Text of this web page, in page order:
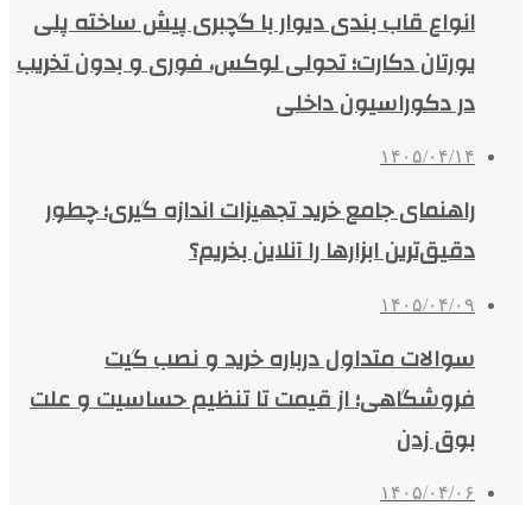
انواع قاب بندی دیوار با گچبری پیش ساخته پلی
یورتان دکارت؛ تحولی لوکس، فوری و بدون تخریب
در دکوراسیون داخلی
۱۴۰۵/۰۴/۱۴
راهنمای جامع خرید تجهیزات اندازه گیری؛ چطور
دقیق‌ترین ابزارها را آنلاین بخریم؟
۱۴۰۵/۰۴/۰۹
سوالات متداول درباره خرید و نصب گیت
فروشگاهی؛ از قیمت تا تنظیم حساسیت و علت
بوق زدن
۱۴۰۵/۰۴/۰۶